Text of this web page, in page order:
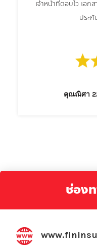
เจ้าหน้าที่ตอบไว เอก
ประกั
คุณณิศา
ช่อง